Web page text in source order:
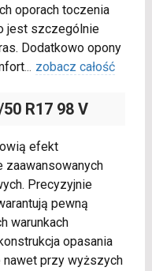
oporach toczenia
jest szczególnie
Dodatkowo opony
... zobacz całość
R17 98 V
efekt
Precyzyjnie
pewną
warunkach
opasania
przy wyższych